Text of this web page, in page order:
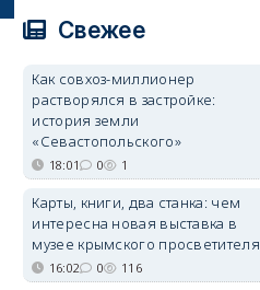
Свежее
Как совхоз-миллионер
растворялся в застройке:
история земли
«Севастопольского»
18:01 0 1
Карты, книги, два станка: чем
интересна новая выставка в
музее крымского просветителя
16:02 0 116